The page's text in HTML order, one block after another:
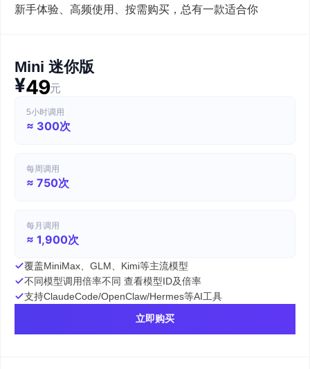
新手体验、高频使用、按需购买，总有一款适合你
Mini 迷你版
¥49元
5小时调用
≈ 300次
每周调用
≈ 750次
每月调用
≈ 1,900次
覆盖MiniMax、GLM、Kimi等主流模型
不同模型调用倍率不同 查看模型ID及倍率
支持ClaudeCode/OpenClaw/Hermes等AI工具
立即购买